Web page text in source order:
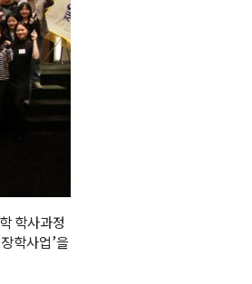
학사과정
학사업’을